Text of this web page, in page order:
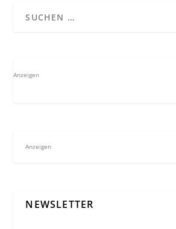
Anzeigen
Anzeigen
NEWSLETTER